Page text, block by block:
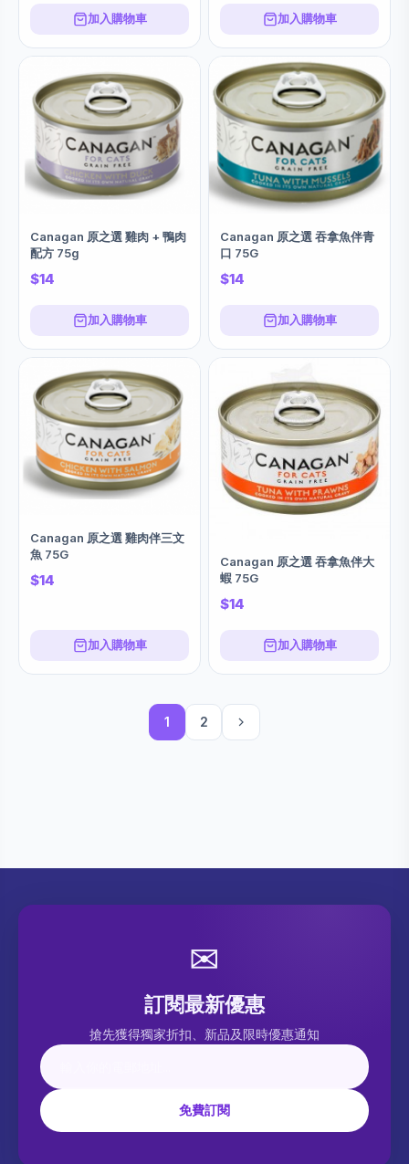
加入購物車 加入購物車
Canagan 原之選 雞肉 + 鴨肉
配方 75g
$14
加入購物車
Canagan 原之選 吞拿魚伴青
口 75G
$14
加入購物車
Canagan 原之選 雞肉伴三文
魚 75G
$14
加入購物車
Canagan 原之選 吞拿魚伴大
蝦 75G
$14
加入購物車
1 2
✉
訂閱最新優惠
搶先獲得獨家折扣、新品及限時優惠通知
免費訂閱